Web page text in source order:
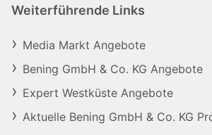
Weiterführende Links
Media Markt Angebote
Bening GmbH & Co. KG Angebote
Expert Westküste Angebote
Aktuelle Bening GmbH & Co. KG